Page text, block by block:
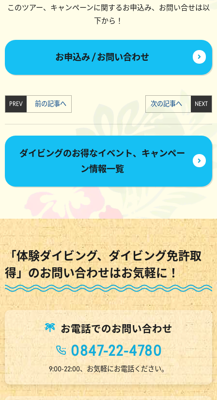
このツアー、キャンペーンに関するお申込み、お問い合せは以
下から！
お申込み / お問い合わせ
PREV 前の記事へ NEXT
次の記事へ
ダイビングのお得なイベント、キャンペー
ン情報一覧
「体験ダイビング、ダイビング免許取
得」のお問い合わせはお気軽に！
お電話でのお問い合わせ
0847-22-4780
9:00-22:00、お気軽にお電話ください。